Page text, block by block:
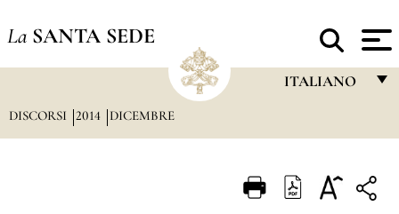
La SANTA SEDE
ITALIANO
ITALIANO
DISCORSI 2014 DICEMBRE